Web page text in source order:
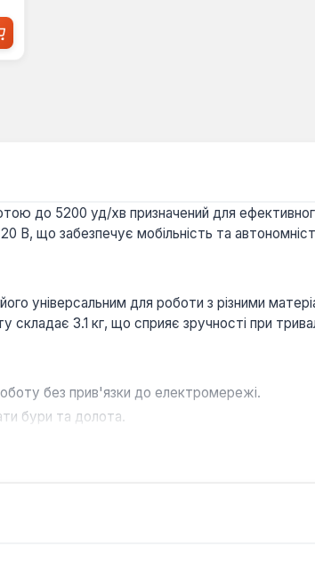
до 5200 уд/хв призначений для
що забезпечує мобільність та
універсальним для роботи з різними
3.1 кг, що сприяє зручності при
без прив'язки до електромережі.
бури та долота.
ремонтних та монтажних робіт, де
виконують завдання з буріння отворів та